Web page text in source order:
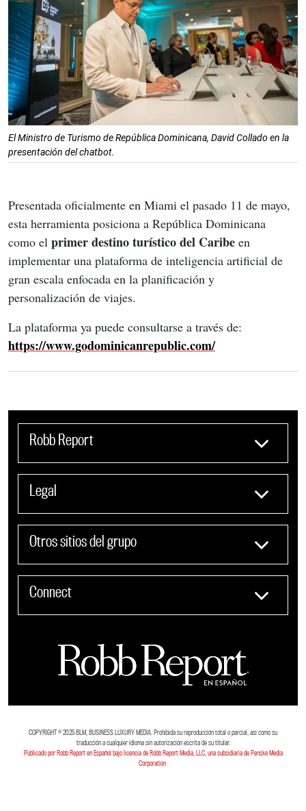
El Ministro de Turismo de República Dominicana, David Collado en la
presentación del chatbot.
Presentada oficialmente en Miami el pasado 11 de mayo,
esta herramienta posiciona a República Dominicana
como el primer destino turístico del Caribe en
implementar una plataforma de inteligencia artificial de
gran escala enfocada en la planificación y
personalización de viajes.
La plataforma ya puede consultarse a través de:
https://www.godominicanrepublic.com/
Robb Report
Legal
Otros sitios del grupo
Connect
COPYRIGHT ©️ 2025 BLM, BUSINESS LUXURY MEDIA. Prohibida su reproducción total o parcial, así como su
traducción a cualquier idioma sin autorización escrita de su titular.
Publicado por Robb Report en Español bajo licencia de Robb Report Media, LLC, una subsidiaria de Penske Media
Corporation